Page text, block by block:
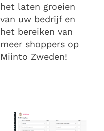
het laten groeien
van uw bedrijf en
het bereiken van
meer shoppers op
Miinto Zweden!